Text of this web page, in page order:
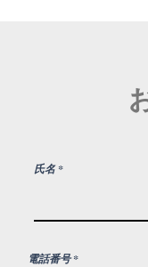
氏名
電話番号